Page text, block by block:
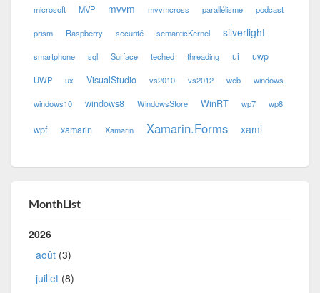
microsoft MVP mvvm mvvmcross parallélisme podcast
prism Raspberry securité semanticKernel silverlight
smartphone sql Surface teched threading ui uwp
UWP ux VisualStudio vs2010 vs2012 web windows
windows10 windows8 WindowsStore WinRT wp7 wp8
wpf xamarin Xamarin Xamarin.Forms xaml
MonthList
2026
août (3)
juillet (8)